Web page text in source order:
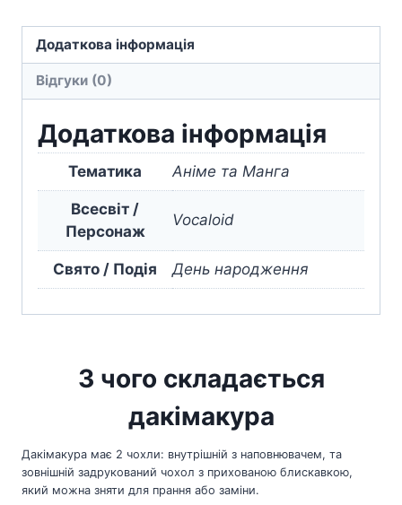
White
кількість
Додаткова інформація
Відгуки (0)
Додаткова інформація
Тематика Аніме та Манга
Всесвіт /
Персонаж
Vocaloid
Свято / Подія День народження
З чого складається
дакімакура
Дакімакура має 2 чохли: внутрішній з наповнювачем, та
зовнішній задрукований чохол з прихованою блискавкою,
який можна зняти для прання або заміни.